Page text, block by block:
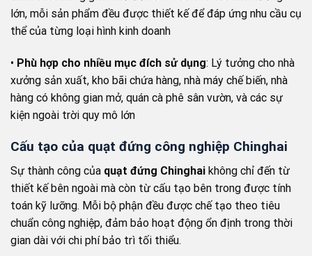
lớn, mỗi sản phẩm đều được thiết kế để đáp ứng nhu cầu cụ
thể của từng loại hình kinh doanh
• Phù hợp cho nhiều mục đích sử dụng: Lý tưởng cho nhà
xưởng sản xuất, kho bãi chứa hàng, nhà máy chế biến, nhà
hàng có không gian mở, quán cà phê sân vườn, và các sự
kiện ngoài trời quy mô lớn
Cấu tạo của quạt đứng công nghiệp Chinghai
Sự thành công của quạt đứng Chinghai không chỉ đến từ
thiết kế bên ngoài mà còn từ cấu tạo bên trong được tính
toán kỹ lưỡng. Mỗi bộ phận đều được chế tạo theo tiêu
chuẩn công nghiệp, đảm bảo hoạt động ổn định trong thời
gian dài với chi phí bảo trì tối thiểu.